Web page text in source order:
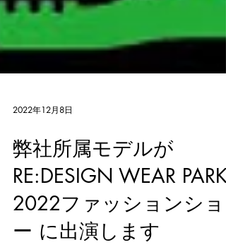
2022年12月8日
弊社所属モデルが
RE:DESIGN WEAR PARK
2022ファッションショ